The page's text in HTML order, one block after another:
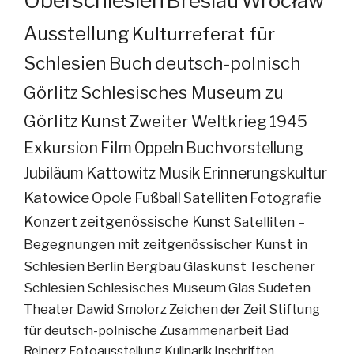
Ausstellung Kulturreferat für
Schlesien Buch deutsch-polnisch
GörlitzSchlesisches Museum zu
Görlitz Kunst Zweiter Weltkrieg 1945
Exkursion Film Oppeln Buchvorstellung
Jubiläum Kattowitz Musik Erinnerungskultur
KatowiceOpole FußballSatelliten Fotografie
Konzertzeitgenössische Kunst Satelliten –
Begegnungen mit zeitgenössischer Kunst in
Schlesien Berlin BergbauGlaskunst Teschener
Schlesien Schlesisches MuseumGlas Sudeten
Theater Dawid Smolorz Zeichen der Zeit Stiftung
für deutsch-polnische Zusammenarbeit Bad
Reinerz Fotoausstellung Kulinarik Inschriften